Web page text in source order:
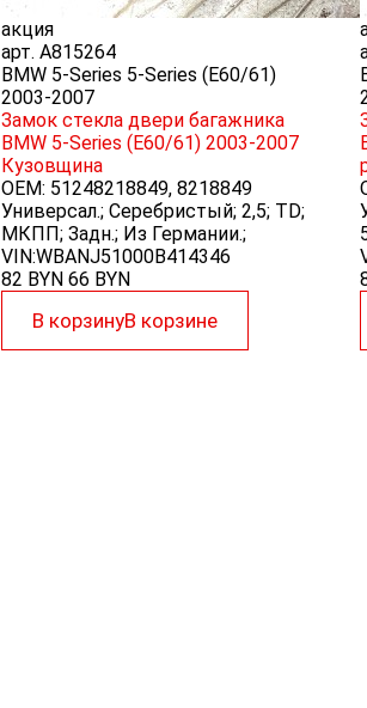
акция
арт. A815264
BMW 5-Series 5-Series (E60/61)
2003-2007
Замок стекла двери багажника
BMW 5-Series (E60/61) 2003-2007
Кузовщина
OEM: 51248218849, 8218849
Универсал.; Серебристый; 2,5; TD;
МКПП; Задн.; Из Германии.;
VIN:WBANJ51000B414346
82 BYN 66 BYN
В корзинуВ корзине